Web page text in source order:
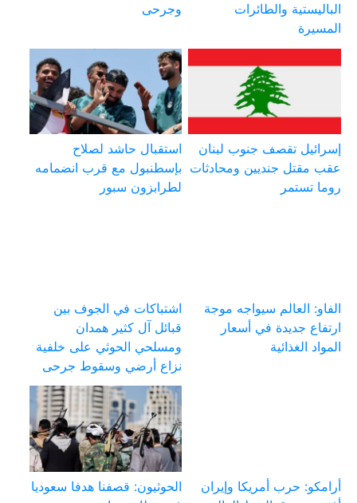
الباليستية والطائرات
المسيرة
وجرحى
إسرائيل تقصف جنوب لبنان
عقب مقتل جنديين ومحادثات
روما تستمر
استقبال حاشد لصلاح
بإسطنبول مع قرب انضمامه
لطرابزون سبور
الفاو: العالم سيواجه موجة
ارتفاع جديدة في أسعار
المواد الغذائية
اشتباكات في الجوف بين
قبائل آل كثير همدان
ومسلحي الحوثي على خلفية
نزاع أرضي وسقوط جرحى
أرامكو: حرب أمريكا وإيران
الحوثيون: قصفنا هدفا سعوديا